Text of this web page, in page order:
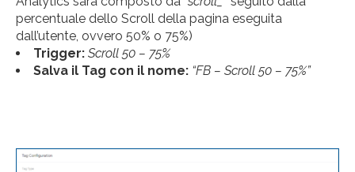
percentuale dello Scroll della pagina eseguita
dall’utente, ovvero 50% o 75%)
Trigger: Scroll 50 – 75%
Salva il Tag con il nome: “FB – Scroll 50 – 75%”